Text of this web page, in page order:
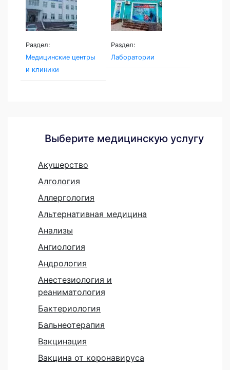
Раздел:
Медицинские центры
и клиники
Раздел:
Лаборатории
Выберите медицинскую услугу
Акушерство
Алгология
Аллергология
Альтернативная медицина
Анализы
Ангиология
Андрология
Анестезиология и
реаниматология
Бактериология
Бальнеотерапия
Вакцинация
Вакцина от коронавируса